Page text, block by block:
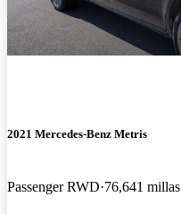
2021 Mercedes-Benz Metris
Passenger RWD 76,641 millas